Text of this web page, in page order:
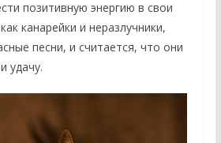
позитивную энергию в свои
канарейки и неразлучники,
песни, и считается, что они
удачу.